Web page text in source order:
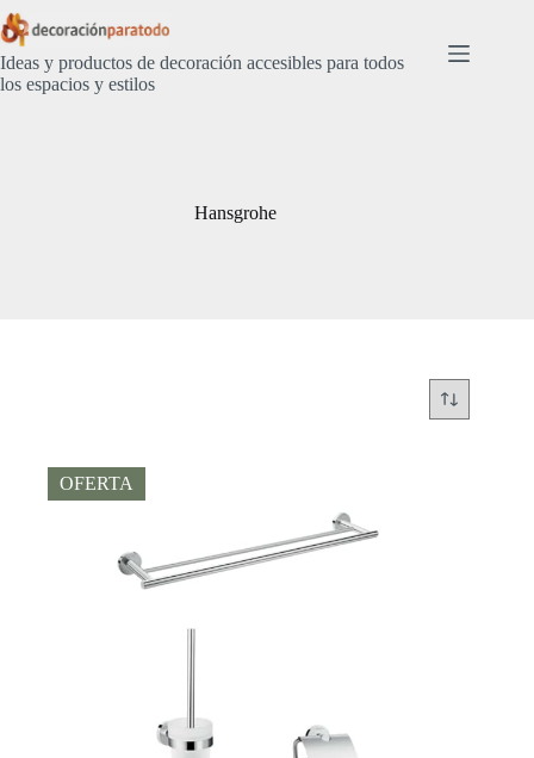
Saltar
al
contenido
Ideas y productos de decoración accesibles para todos
los espacios y estilos
Hansgrohe
OFERTA